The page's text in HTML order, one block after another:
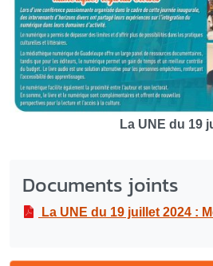
La UNE du 19
Documents joints
La UNE du 19 juillet 2024 : Médiathèque Raoul